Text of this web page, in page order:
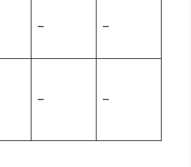
– –
– –